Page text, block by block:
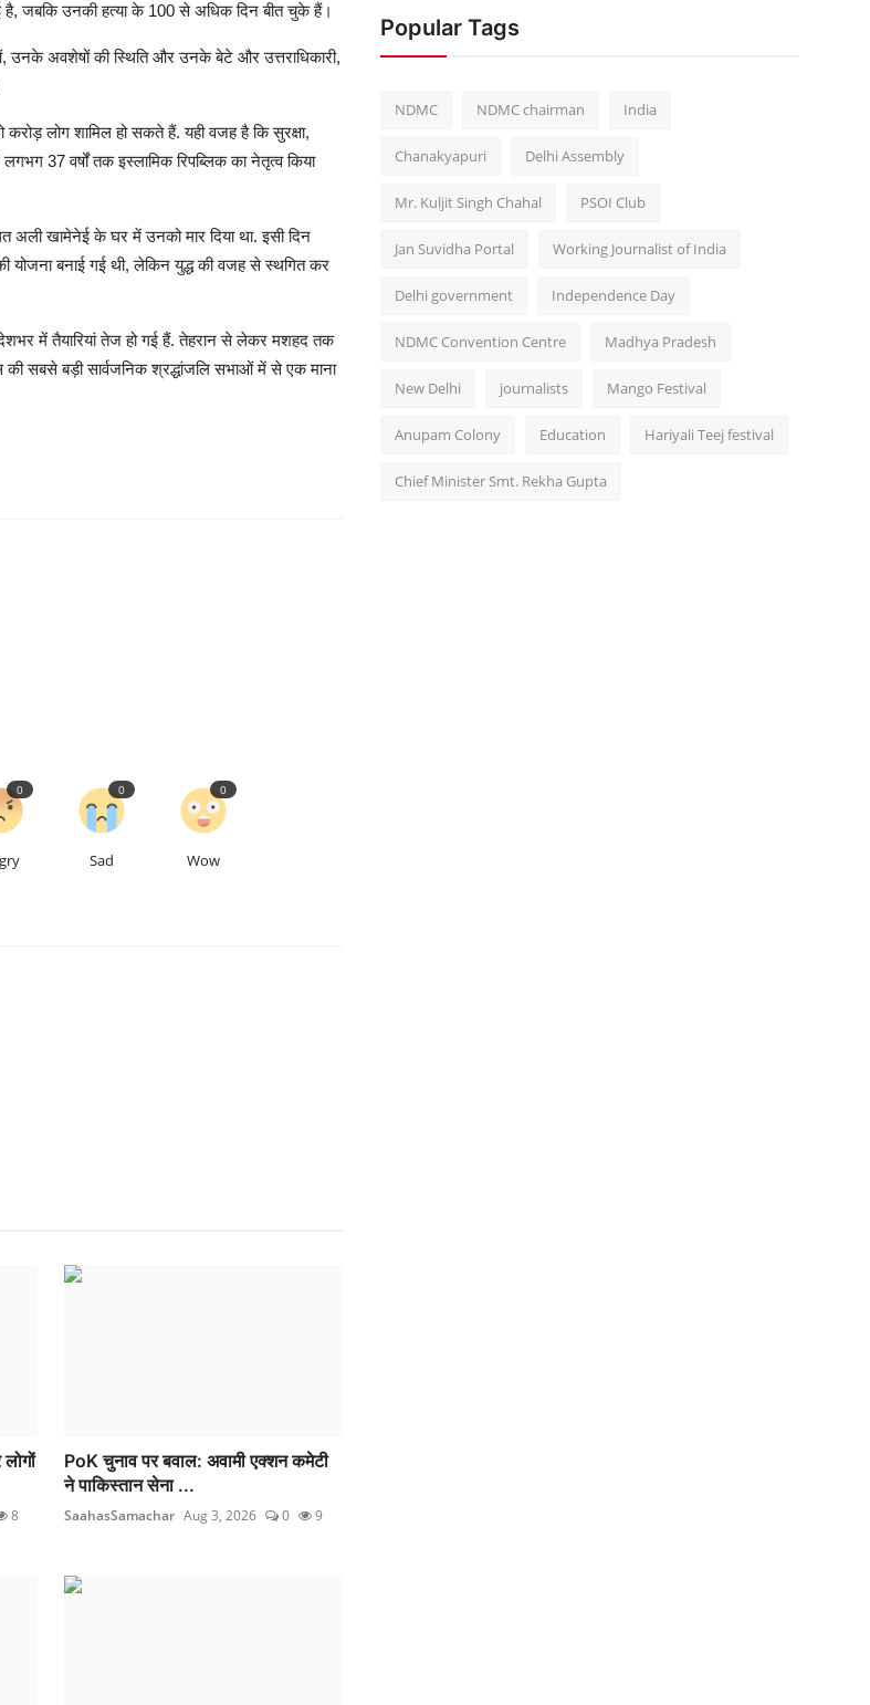
जबकि उनकी हत्या के 100 से अधिक दिन बीत चुके हैं।
उनके अवशेषों की स्थिति और उनके बेटे और उत्तराधिकारी,
लोग शामिल हो सकते हैं. यही वजह है कि सुरक्षा,
37 वर्षों तक इस्लामिक रिपब्लिक का नेतृत्व किया
अली खामेनेई के घर में उनको मार दिया था. इसी दिन
योजना बनाई गई थी, लेकिन युद्ध की वजह से स्थगित कर
में तैयारियां तेज हो गई हैं. तेहरान से लेकर मशहद तक
की सबसे बड़ी सार्वजनिक श्रद्धांजलि सभाओं में से एक माना
0
Sad
0
Wow
0
8
PoK चुनाव पर बवाल: अवामी एक्शन कमेटी
ने पाकिस्तान सेना ...
SaahasSamachar Aug 3, 2026 0 9
Popular Tags
NDMC NDMC chairman India
Chanakyapuri Delhi Assembly
Mr. Kuljit Singh Chahal PSOI Club
Jan Suvidha Portal Working Journalist of India
Delhi government Independence Day
NDMC Convention Centre Madhya Pradesh
New Delhi journalists Mango Festival
Anupam Colony Education Hariyali Teej festival
Chief Minister Smt. Rekha Gupta